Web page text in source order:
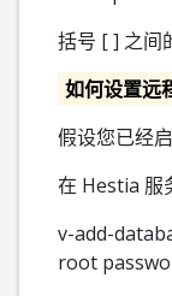
括号 [ ] 之间
如何设置远
假设您已经
在 Hestia 服
v-add-
root